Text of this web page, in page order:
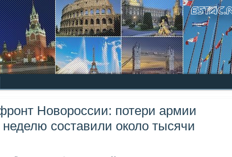
Новороссии: потери армии
составили около тысячи